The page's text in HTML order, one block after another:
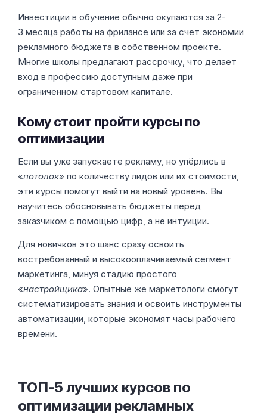
Инвестиции в обучение обычно окупаются за 2-
3 месяца работы на фрилансе или за счет экономии
рекламного бюджета в собственном проекте.
Многие школы предлагают рассрочку, что делает
вход в профессию доступным даже при
ограниченном стартовом капитале.
Кому стоит пройти курсы по
оптимизации
Если вы уже запускаете рекламу, но упёрлись в
«потолок» по количеству лидов или их стоимости,
эти курсы помогут выйти на новый уровень. Вы
научитесь обосновывать бюджеты перед
заказчиком с помощью цифр, а не интуиции.
Для новичков это шанс сразу освоить
востребованный и высокооплачиваемый сегмент
маркетинга, минуя стадию простого
«настройщика». Опытные же маркетологи смогут
систематизировать знания и освоить инструменты
автоматизации, которые экономят часы рабочего
времени.
ТОП-5 лучших курсов по
оптимизации рекламных